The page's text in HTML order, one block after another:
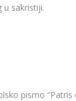
u sakristiji.
pismo